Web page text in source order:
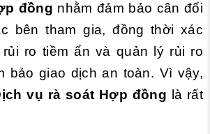
đồng nhằm đảm bảo cân đối
bên tham gia, đồng thời xác
ro tiềm ẩn và quản lý rủi ro
bảo giao dịch an toàn. Vì vậy,
vụ rà soát Hợp đồng là rất